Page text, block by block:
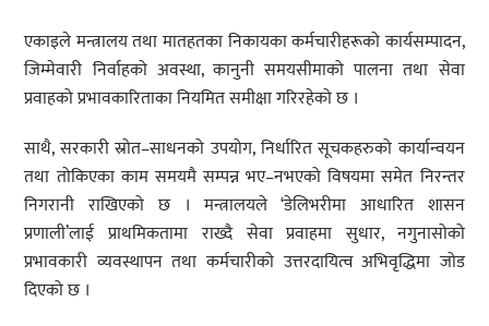
एकाइले मन्त्रालय तथा मातहतका निकायका कर्मचारीहरूको कार्यसम्पादन,
जिम्मेवारी निर्वाहको अवस्था, कानुनी समयसीमाको पालना तथा सेवा
प्रवाहको प्रभावकारिताका नियमित समीक्षा गरिरहेको छ ।
साथै, सरकारी स्रोत–साधनको उपयोग, निर्धारित सूचकहरुको कार्यान्वयन
तथा तोकिएका काम समयमै सम्पन्न भए–नभएको विषयमा समेत निरन्तर
निगरानी राखिएको छ । मन्त्रालयले ‘डेलिभरीमा आधारित शासन
प्रणाली’लाई प्राथमिकतामा राख्दै सेवा प्रवाहमा सुधार, नगुनासोको
प्रभावकारी व्यवस्थापन तथा कर्मचारीको उत्तरदायित्व अभिवृद्धिमा जोड
दिएको छ ।